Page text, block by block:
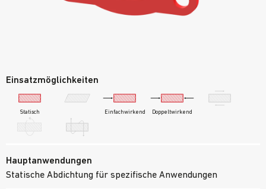
Einsatzmöglichkeiten
Statisch Einfachwirkend Doppeltwirkend
Hauptanwendungen
Statische Abdichtung für spezifische Anwendungen